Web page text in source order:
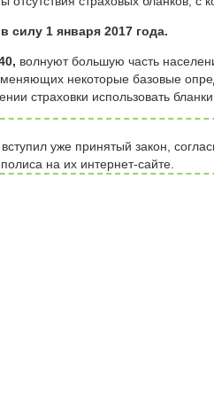
силу 1 января 2017 года.
волнуют большую часть
некоторые базовые
страховки использовать
уже принятый закон,
на их интернет-сайте.